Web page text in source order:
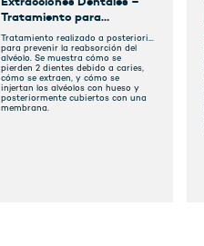
Tratamiento para
Preservar el Alvéolo
Tratamiento realizado a posteriori
para prevenir la reabsorción del
alvéolo. Se muestra cómo se
pierden 2 dientes debido a caries,
cómo se extraen, y cómo se
injertan los alvéolos con hueso y
posteriormente cubiertos con una
membrana.